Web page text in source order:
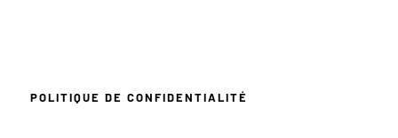
POLITIQUE DE CONFIDENTIALITÉ